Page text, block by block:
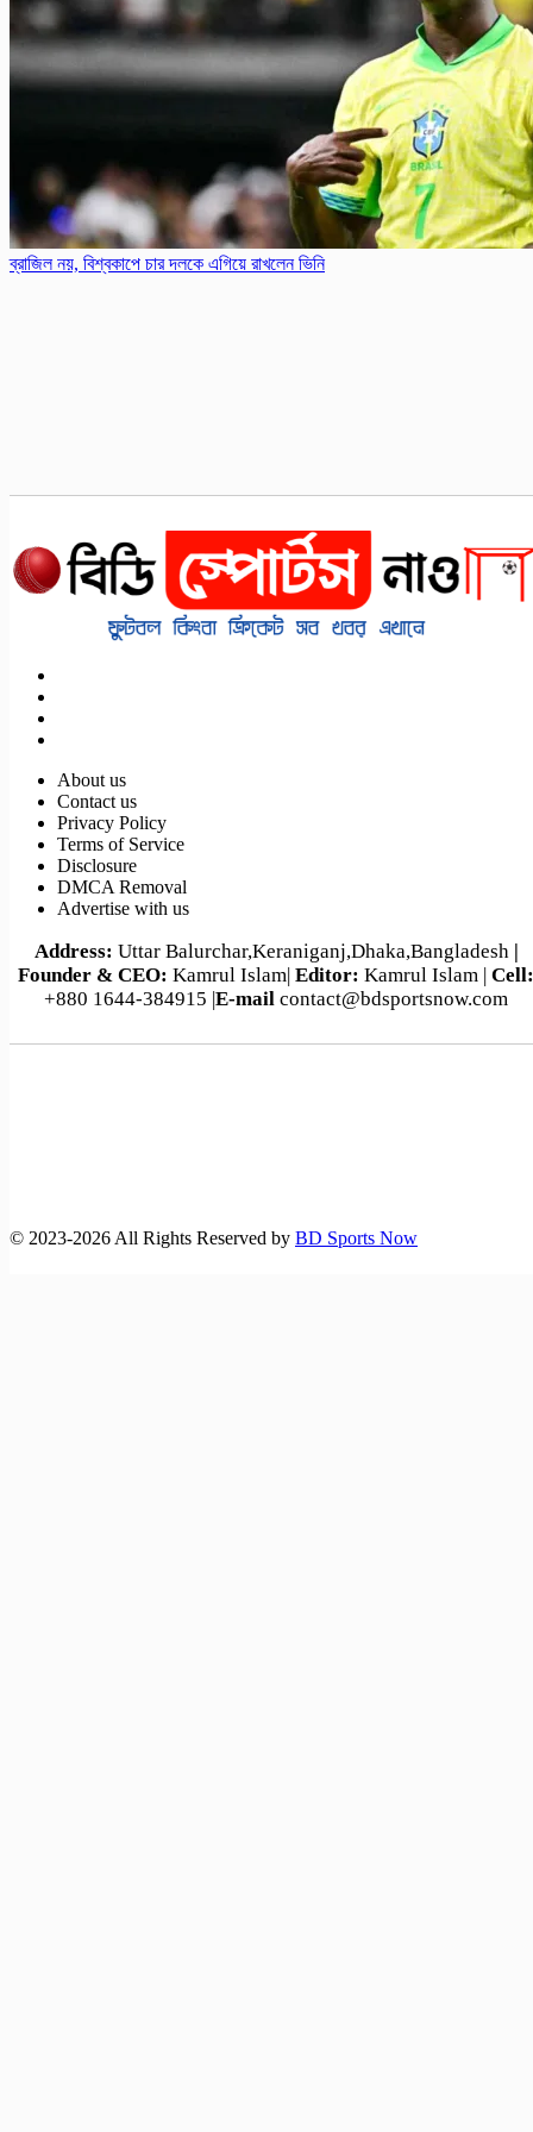
ব্রাজিল নয়, বিশ্ব‌কাপে চার দলকে এগিয়ে রাখলেন ভিনি
About us
Contact us
Privacy Policy
Terms of Service
Disclosure
DMCA Removal
Advertise with us
Address: Uttar Balurchar,Keraniganj,Dhaka,Bangladesh |
Founder & CEO: Kamrul Islam| Editor: Kamrul Islam | Cell:
+880 1644-384915 |E-mail contact@bdsportsnow.com
©️ 2023-2026 All Rights Reserved by BD Sports Now